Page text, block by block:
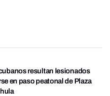
resultan lesionados
en paso peatonal de Plaza